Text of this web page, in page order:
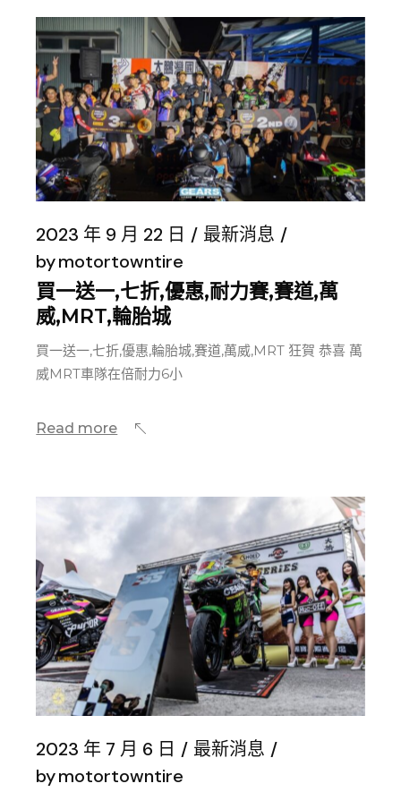
2023 年 9 月 22 日
最新消息
bymotortowntire
買一送一,七折,優惠,耐力賽,賽道,萬
威,MRT,輪胎城
買一送一,七折,優惠,輪胎城,賽道,萬威,MRT 狂賀 恭喜 萬
威MRT車隊在倍耐力6小
Read more
2023 年 7 月 6 日
最新消息
bymotortowntire